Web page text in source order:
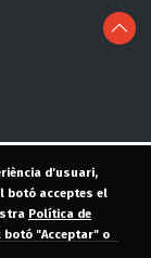
d'usuari,
botó acceptes el
Política de
botó "Acceptar" o